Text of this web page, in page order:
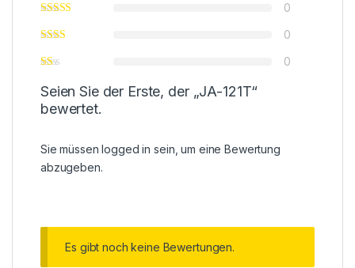
0
0
0
Seien Sie der Erste, der „JA-121T“
bewertet.
Sie müssenlogged in sein, um eine Bewertung
abzugeben.
Es gibt noch keine Bewertungen.